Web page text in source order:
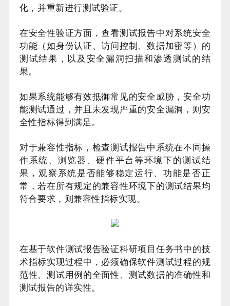
化，并重新进行测试验证。
在安全性验证方面，查看测试报告中对系统安全
功能（如身份认证、访问控制、数据加密等）的
测试结果，以及安全漏洞扫描和渗透测试的结
果。
如果系统能够有效抵御常见的安全威胁，安全功
能测试通过，并且未发现严重的安全漏洞，则安
全性指标得到满足。
对于兼容性指标，检查测试报告中系统在不同操
作系统、浏览器、硬件平台等环境下的测试结
果，观察系统是否能够稳定运行、功能是否正
常，若在所有规定的兼容性环境下的测试结果均
符合要求，则兼容性指标实现。
在基于软件测试报告验证科研项目任务书中的技
术指标实现过程中，必须确保软件测试过程的规
范性、测试用例的全面性、测试数据的准确性和
测试报告的详实性。